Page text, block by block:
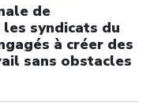
de
les syndicats du
à créer des
sans obstacles